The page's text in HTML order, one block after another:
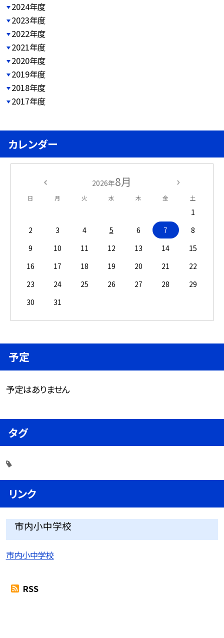
2024年度
2023年度
2022年度
2021年度
2020年度
2019年度
2018年度
2017年度
カレンダー
2026年8月
日 月 火 水 木 金 土
1
2
3 4 5 6 7
8
9
10 11 12 13 14
15
16
17 18 19 20 21
22
23
24 25 26 27 28
29
30
31
予定
予定はありません
タグ
リンク
市内小中学校
市内小中学校
RSS